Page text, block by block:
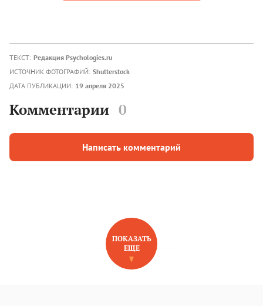
ТЕКСТ: Редакция Psychologies.ru
ИСТОЧНИК ФОТОГРАФИЙ: Shutterstock
ДАТА ПУБЛИКАЦИИ: 19 апреля 2025
Комментарии 0
Написать комментарий
НОВОЕ НА САЙТЕ
ПОКАЗАТЬ
ЕЩЕ